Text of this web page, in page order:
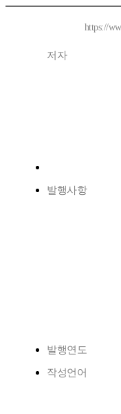
https://
저자
발행사항
발행연도
작성언어